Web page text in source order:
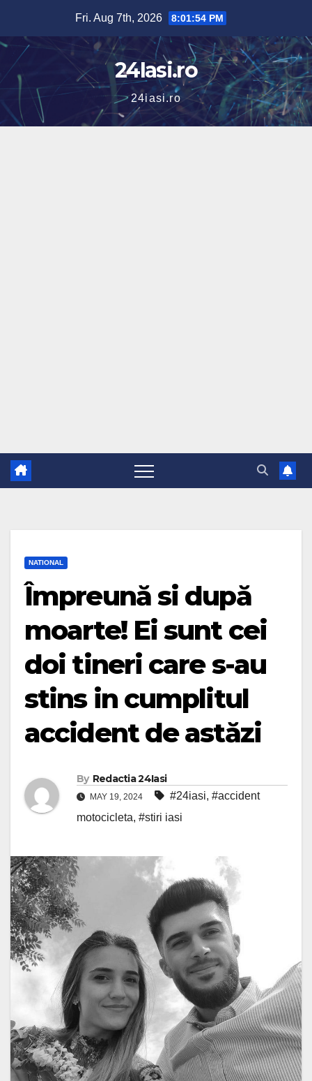
content
Fri. Aug 7th, 2026 8:01:55 PM
24Iasi.ro
24iasi.ro
NATIONAL
Împreună si după
moarte! Ei sunt cei
doi tineri care s-au
stins in cumplitul
accident de astăzi
By Redactia 24Iasi
MAY 19, 2024 #24iasi, #accident
motocicleta, #stiri iasi